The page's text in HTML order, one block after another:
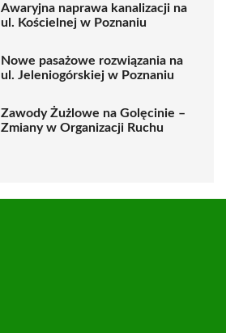
Awaryjna naprawa kanalizacji na
ul. Kościelnej w Poznaniu
Nowe pasażowe rozwiązania na
ul. Jeleniogórskiej w Poznaniu
Zawody Żużlowe na Golęcinie –
Zmiany w Organizacji Ruchu